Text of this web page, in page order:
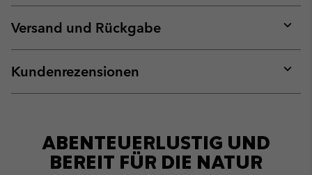
or
Versand und Rückgabe
or
Kundenrezensionen
or
ABENTEUERLUSTIG UND
BEREIT FÜR DIE NATUR